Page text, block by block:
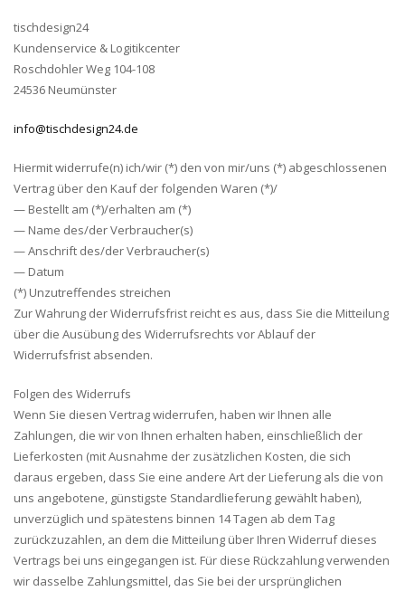
tischdesign24
Kundenservice & Logitikcenter
Roschdohler Weg 104-108
24536 Neumünster
info@tischdesign24.de
Hiermit widerrufe(n) ich/wir (*) den von mir/uns (*) abgeschlossenen
Vertrag über den Kauf der folgenden Waren (*)/
— Bestellt am (*)/erhalten am (*)
— Name des/der Verbraucher(s)
— Anschrift des/der Verbraucher(s)
— Datum
(*) Unzutreffendes streichen
Zur Wahrung der Widerrufsfrist reicht es aus, dass Sie die Mitteilung
über die Ausübung des Widerrufsrechts vor Ablauf der
Widerrufsfrist absenden.
Folgen des Widerrufs
Wenn Sie diesen Vertrag widerrufen, haben wir Ihnen alle
Zahlungen, die wir von Ihnen erhalten haben, einschließlich der
Lieferkosten (mit Ausnahme der zusätzlichen Kosten, die sich
daraus ergeben, dass Sie eine andere Art der Lieferung als die von
uns angebotene, günstigste Standardlieferung gewählt haben),
unverzüglich und spätestens binnen 14 Tagen ab dem Tag
zurückzuzahlen, an dem die Mitteilung über Ihren Widerruf dieses
Vertrags bei uns eingegangen ist. Für diese Rückzahlung verwenden
wir dasselbe Zahlungsmittel, das Sie bei der ursprünglichen